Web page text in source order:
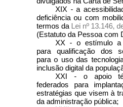
XIX - a
deficiência ou com
termos da Lei nº 13.146,
(Estatuto da Pessoa com
XX - o estímulo a
para qualificação dos
para o uso das
inclusão digital da
XXI - o apoio
federados para
estratégias que visem à
da administração pública;